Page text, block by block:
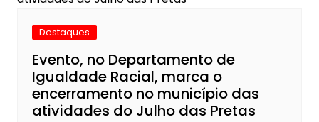
Destaques
Evento, no Departamento de
Igualdade Racial, marca o
encerramento no município das
atividades do Julho das Pretas